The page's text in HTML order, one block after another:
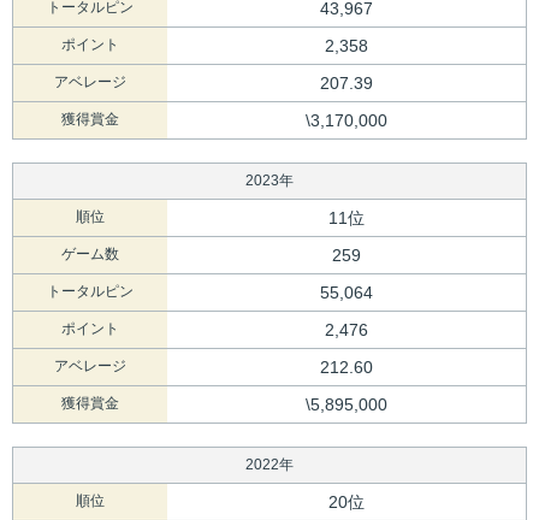
トータルピン 43,967
ポイント 2,358
アベレージ 207.39
獲得賞金 \3,170,000
2023年
順位 11位
ゲーム数 259
トータルピン 55,064
ポイント 2,476
アベレージ 212.60
獲得賞金 \5,895,000
2022年
順位 20位